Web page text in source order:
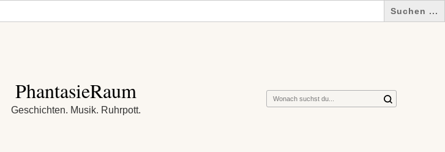
PhantasieRaum
Geschichten. Musik. Ruhrpott.
Suchst